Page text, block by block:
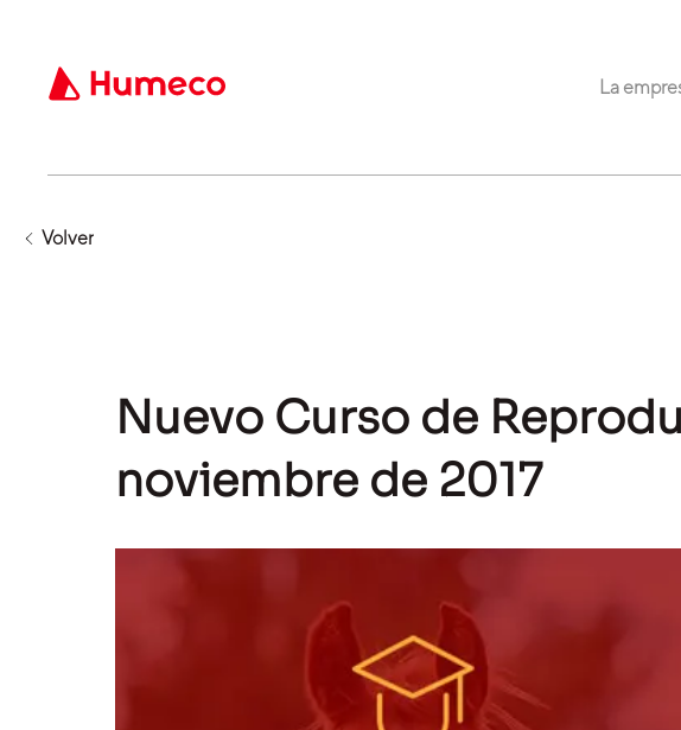
La
Volver
Nuevo Curso de
noviembre de 2017